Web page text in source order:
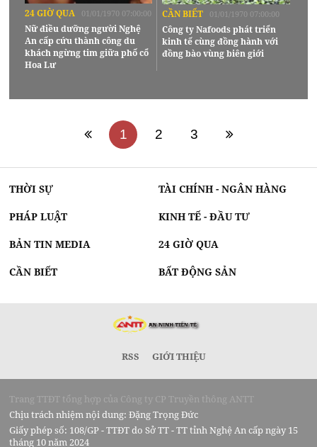
24 GIỜ QUA 01/01/1970 07:00:00
Nữ điều dưỡng người Nghệ
An cấp cứu thành công du
khách ngừng tim giữa phố cổ
Hoa Lư
CẦN BIẾT 01/01/1970 07:00:00
Công ty Nafoods phát triển
kinh tế cùng đồng hành với
đồng bào vùng biên giới
1 2 3
THỜI SỰ TÀI CHÍNH - NGÂN HÀNG
PHÁP LUẬT KINH TẾ - ĐẦU TƯ
BẢN TIN MEDIA 24 GIỜ QUA
CẦN BIẾT BẤT ĐỘNG SẢN
RSS GIỚI THIỆU
Trang TTĐT tổng hợp của Công ty CP Truyền thông ANTT
Chịu trách nhiệm nội dung: Đặng Trọng Đức
Giấy phép số: 108/GP - TTĐT do Sở TT - TT tỉnh Nghệ An cấp ngày 15
tháng 10 năm 2024